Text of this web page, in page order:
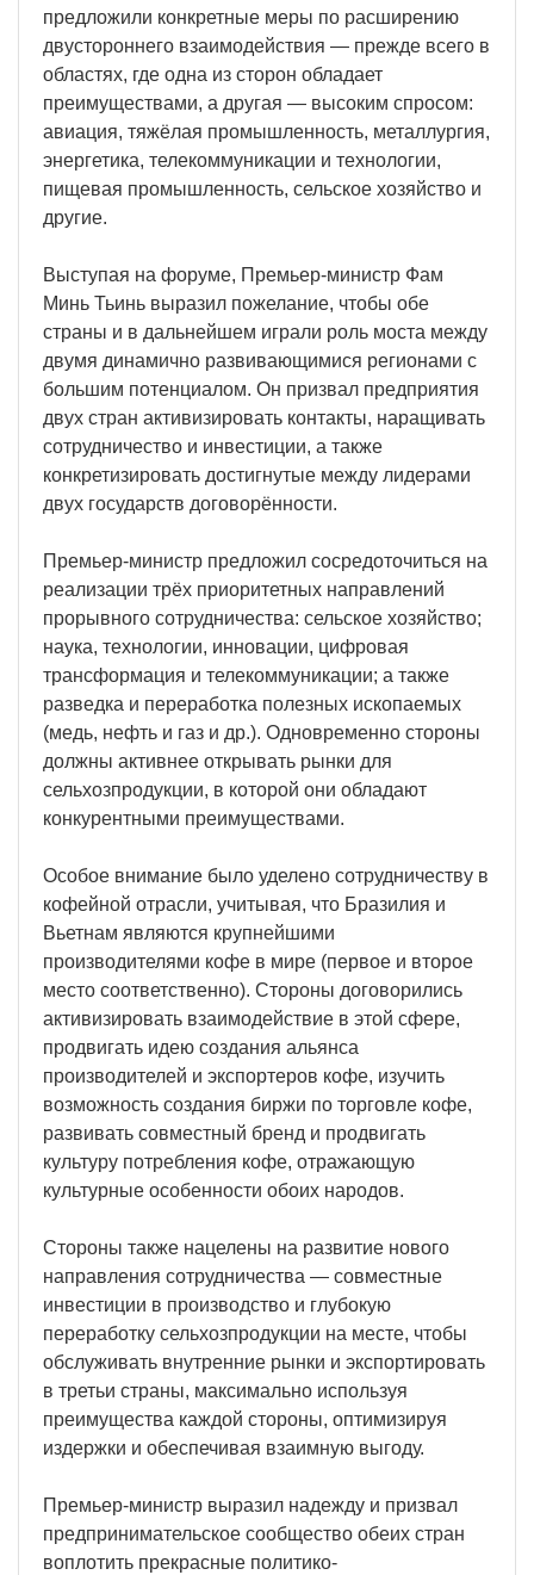
предложили конкретные меры по расширению
двустороннего взаимодействия — прежде всего в
областях, где одна из сторон обладает
преимуществами, а другая — высоким спросом:
авиация, тяжёлая промышленность, металлургия,
энергетика, телекоммуникации и технологии,
пищевая промышленность, сельское хозяйство и
другие.
Выступая на форуме, Премьер-министр Фам
Минь Тьинь выразил пожелание, чтобы обе
страны и в дальнейшем играли роль моста между
двумя динамично развивающимися регионами с
большим потенциалом. Он призвал предприятия
двух стран активизировать контакты, наращивать
сотрудничество и инвестиции, а также
конкретизировать достигнутые между лидерами
двух государств договорённости.
Премьер-министр предложил сосредоточиться на
реализации трёх приоритетных направлений
прорывного сотрудничества: сельское хозяйство;
наука, технологии, инновации, цифровая
трансформация и телекоммуникации; а также
разведка и переработка полезных ископаемых
(медь, нефть и газ и др.). Одновременно стороны
должны активнее открывать рынки для
сельхозпродукции, в которой они обладают
конкурентными преимуществами.
Особое внимание было уделено сотрудничеству в
кофейной отрасли, учитывая, что Бразилия и
Вьетнам являются крупнейшими
производителями кофе в мире (первое и второе
место соответственно). Стороны договорились
активизировать взаимодействие в этой сфере,
продвигать идею создания альянса
производителей и экспортеров кофе, изучить
возможность создания биржи по торговле кофе,
развивать совместный бренд и продвигать
культуру потребления кофе, отражающую
культурные особенности обоих народов.
Стороны также нацелены на развитие нового
направления сотрудничества — совместные
инвестиции в производство и глубокую
переработку сельхозпродукции на месте, чтобы
обслуживать внутренние рынки и экспортировать
в третьи страны, максимально используя
преимущества каждой стороны, оптимизируя
издержки и обеспечивая взаимную выгоду.
Премьер-министр выразил надежду и призвал
предпринимательское сообщество обеих стран
воплотить прекрасные политико-